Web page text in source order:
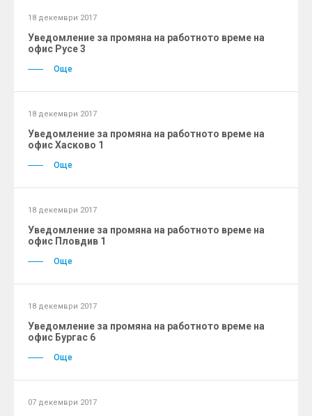
18 декември 2017
Уведомление за промяна на работното време на
офис Русе 3
Още
18 декември 2017
Уведомление за промяна на работното време на
офис Хасково 1
Още
18 декември 2017
Уведомление за промяна на работното време на
офис Пловдив 1
Още
18 декември 2017
Уведомление за промяна на работното време на
офис Бургас 6
Още
07 декември 2017